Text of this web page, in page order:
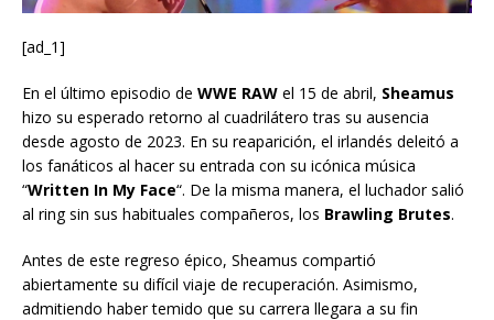
[ad_1]
En el último episodio de WWE RAW el 15 de abril, Sheamus
hizo su esperado retorno al cuadrilátero tras su ausencia
desde agosto de 2023. En su reaparición, el irlandés deleitó a
los fanáticos al hacer su entrada con su icónica música
“Written In My Face“. De la misma manera, el luchador salió
al ring sin sus habituales compañeros, los Brawling Brutes.
Antes de este regreso épico, Sheamus compartió
abiertamente su difícil viaje de recuperación. Asimismo,
admitiendo haber temido que su carrera llegara a su fin